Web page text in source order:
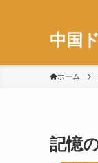
中国
ホーム
記憶